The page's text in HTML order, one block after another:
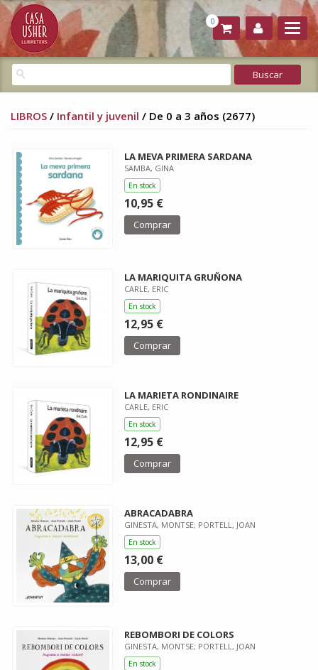
0
LIBROS / Infantil y juvenil / De 0 a 3 años (2677)
LA MEVA PRIMERA SARDANA
SAMBA, GINA
En stock
10,95 €
Comprar
LA MARIQUITA GRUÑONA
CARLE, ERIC
En stock
12,95 €
Comprar
LA MARIETA RONDINAIRE
CARLE, ERIC
En stock
12,95 €
Comprar
ABRACADABRA
GINESTA, MONTSE; PORTELL, JOAN
En stock
13,00 €
Comprar
REBOMBORI DE COLORS
GINESTA, MONTSE; PORTELL, JOAN
En stock